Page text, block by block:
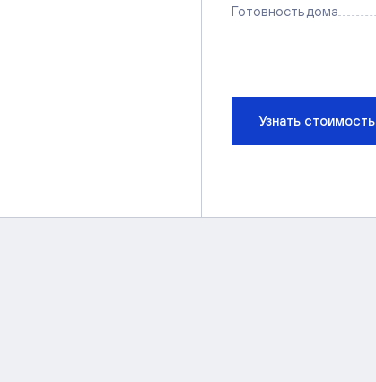
Готовность дома
Узнать стоимость